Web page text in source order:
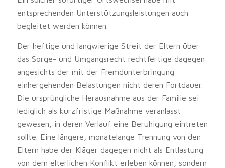
entsprechenden Unterstützungsleistungen auch
begleitet werden können.
Der heftige und langwierige Streit der Eltern über
das Sorge- und Umgangsrecht rechtfertige dagegen
angesichts der mit der Fremdunterbringung
einhergehenden Belastungen nicht deren Fortdauer.
Die ursprüngliche Herausnahme aus der Familie sei
lediglich als kurzfristige Maßnahme veranlasst
gewesen, in deren Verlauf eine Beruhigung eintreten
sollte. Eine längere, monatelange Trennung von den
Eltern habe der Kläger dagegen nicht als Entlastung
von dem elterlichen Konflikt erleben können, sondern